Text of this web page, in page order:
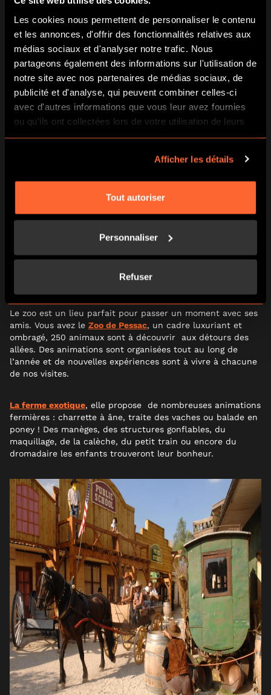
Les cookies nous permettent de personnaliser le contenu
et les annonces, d'offrir des fonctionnalités relatives aux
médias sociaux et d'analyser notre trafic. Nous
partageons également des informations sur l'utilisation de
notre site avec nos partenaires de médias sociaux, de
publicité et d'analyse, qui peuvent combiner celles-ci
avec d'autres informations que vous leur avez fournies
ou qu'ils ont collectées lors de votre utilisation de leurs
services.
Afficher les détails
Tout autoriser
Personnaliser
Refuser
RÉSERVEZ ICI PLUS D’INFOS ICI
Le zoo est un lieu parfait pour passer un moment avec ses
amis. Vous avez le Zoo de Pessac, un cadre luxuriant et
ombragé, 250 animaux sont à découvrir aux détours des
allées. Des animations sont organisées tout au long de
l’année et de nouvelles expériences sont à vivre à chacune
de nos visites.
La ferme exotique, elle propose de nombreuses animations
fermières : charrette à âne, traite des vaches ou balade en
poney ! Des manèges, des structures gonflables, du
maquillage, de la calèche, du petit train ou encore du
dromadaire les enfants trouveront leur bonheur.